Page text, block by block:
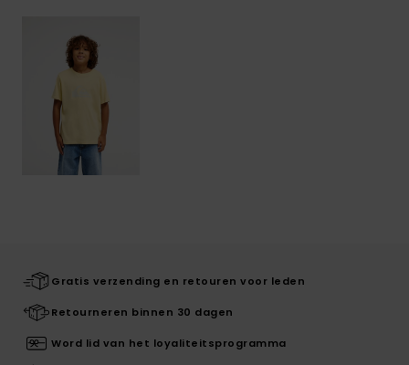
Gratis verzending en retouren voor leden
Retourneren binnen 30 dagen
Word lid van het loyaliteitsprogramma